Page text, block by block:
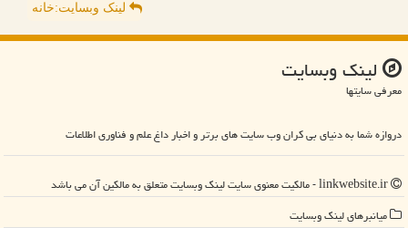
لینک وبسایت:خانه
لینك وبسایت
معرفی سایتها
دروازه شما به دنیای بی کران وب سایت های برتر و اخبار داغ علم و فناوری اطلاعات
میانبرهای لینك وبسایت